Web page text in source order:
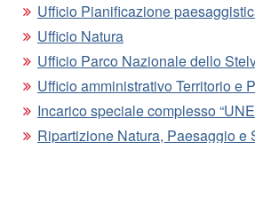
Ufficio Pianificazione
Ufficio Natura
Ufficio Parco Nazionale dello
Ufficio amministrativo Territorio e
Incarico speciale complesso
Ripartizione Natura, Paesaggio e